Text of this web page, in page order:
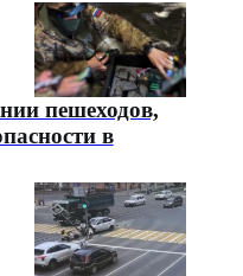
пешеходов,
в